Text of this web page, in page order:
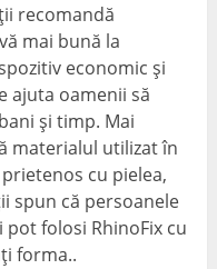
recomandă
mai bună la
economic și
ajuta oamenii să
și timp. Mai
materialul utilizat în
cu pielea,
spun că persoanele
folosi RhinoFix cu
forma..